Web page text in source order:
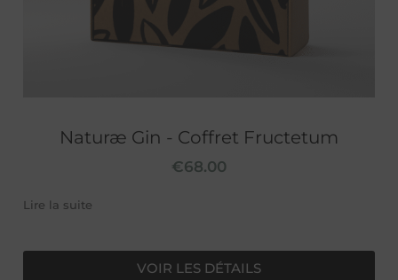
Naturæ Gin - Coffret Fructetum
€68.00
Lire la suite
VOIR LES DÉTAILS